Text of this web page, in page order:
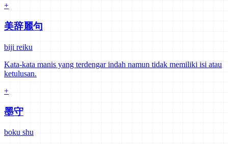
+
美辞麗句
biji reiku
Kata-kata manis yang terdengar indah namun tidak memiliki isi atau
ketulusan.
+
墨守
boku shu